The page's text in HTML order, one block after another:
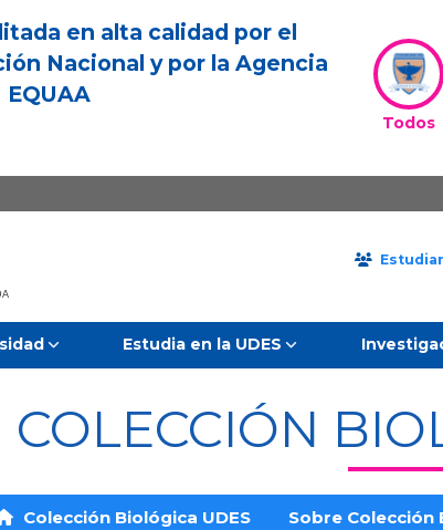
en alta calidad por el
Nacional y por la Agencia
EQUAA
Todos
Estudia en la UDES
COLECCIÓN
Colección Biológica UDES Sobre Colección